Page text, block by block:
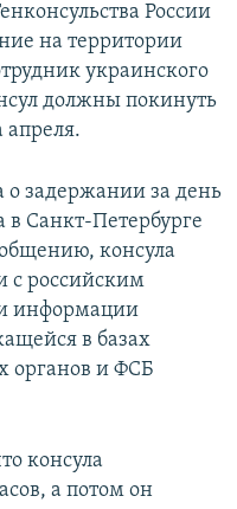
России
на территории
украинского
должны покинуть
апреля.
о задержании за день
в Санкт-Петербурге
консула
с российским
информации
в базах
органов и ФСБ
консула
а потом он